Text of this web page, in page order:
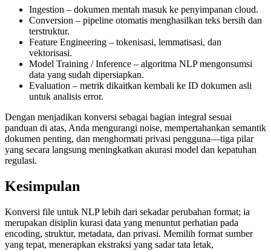
Ingestion – dokumen mentah masuk ke penyimpanan cloud.
Conversion – pipeline otomatis menghasilkan teks bersih dan
terstruktur.
Feature Engineering – tokenisasi, lemmatisasi, dan
vektorisasi.
Model Training / Inference – algoritma NLP mengonsumsi
data yang sudah dipersiapkan.
Evaluation – metrik dikaitkan kembali ke ID dokumen asli
untuk analisis error.
Dengan menjadikan konversi sebagai bagian integral sesuai
panduan di atas, Anda mengurangi noise, mempertahankan semantik
dokumen penting, dan menghormati privasi pengguna—tiga pilar
yang secara langsung meningkatkan akurasi model dan kepatuhan
regulasi.
Kesimpulan
Konversi file untuk NLP lebih dari sekadar perubahan format; ia
merupakan disiplin kurasi data yang menuntut perhatian pada
encoding, struktur, metadata, dan privasi. Memilih format sumber
yang tepat, menerapkan ekstraksi yang sadar tata letak,